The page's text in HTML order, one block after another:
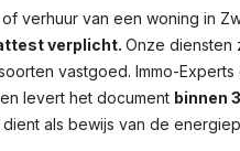
verhuur van een woning in
verplicht. Onze diensten
vastgoed. Immo-
levert het document binnen
dient als bewijs van de